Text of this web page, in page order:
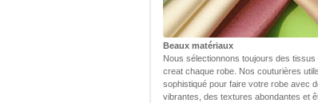
Beaux matériaux
Nous sélectionnons toujours des tissus
creat chaque robe. Nos couturières
sophistiqué pour faire votre robe avec
vibrantes, des textures abondantes et